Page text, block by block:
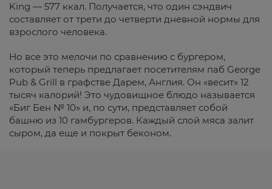
King — 577 ккал. Получается, что один сэндвич
составляет от трети до четверти дневной нормы для
взрослого человека.
Но все это мелочи по сравнению с бургером,
который теперь предлагает посетителям паб George
Pub & Grill в графстве Дарем, Англия. Он «весит» 12
тысяч калорий! Это чудовищное блюдо называется
«Биг Бен № 10» и, по сути, представляет собой
башню из 10 гамбургеров. Каждый слой мяса залит
сыром, да еще и покрыт беконом.